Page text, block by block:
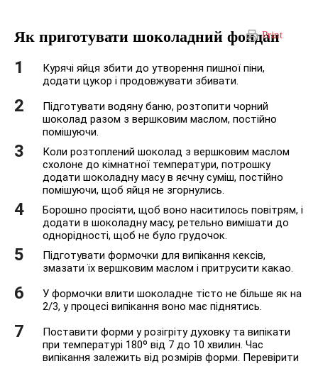
Print
Як приготувати шоколадний фондан
Курячі яйця збити до утворення пишної піни,
додати цукор і продовжувати збивати.
Підготувати водяну баню, розтопити чорний
шоколад разом з вершковим маслом, постійно
помішуючи.
Коли розтоплений шоколад з вершковим маслом
схолоне до кімнатної температури, потрошку
додати шоколадну масу в яєчну суміш, постійно
помішуючи, щоб яйця не згорнулись.
Борошно просіяти, щоб воно наситилось повітрям, і
додати в шоколадну масу, ретельно вимішати до
однорідності, щоб не було грудочок.
Підготувати формочки для випікання кексів,
змазати їх вершковим маслом і притрусити какао.
У формочки влити шоколадне тісто не більше як на
2/3, у процесі випікання воно має піднятись.
Поставити форми у розігріту духовку та випікати
при температурі 180º від 7 до 10 хвилин. Час
випікання залежить від розмірів форми. Перевірити